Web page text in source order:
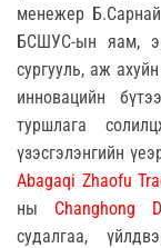
менежер
БСШУС-ын яам,
сургууль, аж
инновацийн
туршлага
үзэсгэлэнгийн
Abagaqi Zhaofu
ны Changhong
судалгаа,